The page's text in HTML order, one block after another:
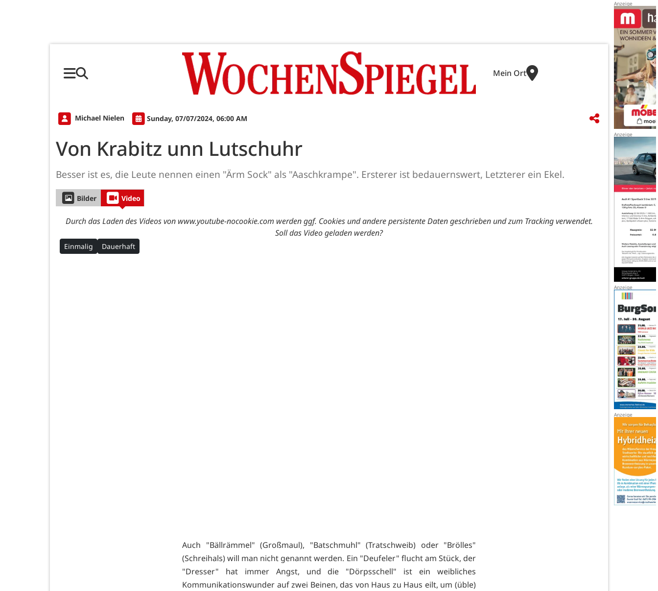
Mein Ort
Michael Nielen Sunday, 07/07/2024, 06:00 AM
Von Krabitz unn Lutschuhr
Besser ist es, die Leute nennen einen "Ärm Sock" als "Aaschkrampe". Ersterer ist bedauernswert, Letzterer ein Ekel.
Bilder Video
Durch das Laden des Videos von www.youtube-nocookie.com werden ggf. Cookies und andere persistente Daten geschrieben und zum Tracking verwendet.
Soll das Video geladen werden?
Einmalig Dauerhaft
Auch "Bällrämmel" (Großmaul), "Batschmuhl" (Tratschweib) oder "Brölles"
(Schreihals) will man nicht genannt werden. Ein "Deufeler" flucht am Stück, der
"Dresser" hat immer Angst, und die "Dörpsschell" ist ein weibliches
Kommunikationswunder auf zwei Beinen, das von Haus zu Haus eilt, um (üble)